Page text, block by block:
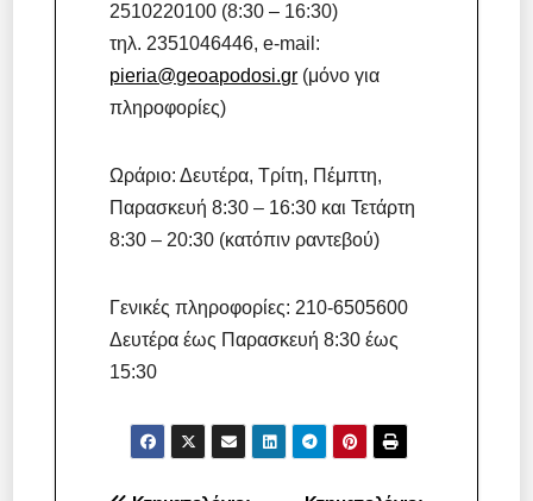
2510220100 (8:30 – 16:30)
τηλ. 2351046446, e-mail:
pieria@geoapodosi.gr (μόνο για
πληροφορίες)
Ωράριο: Δευτέρα, Τρίτη, Πέμπτη,
Παρασκευή 8:30 – 16:30 και Τετάρτη
8:30 – 20:30 (κατόπιν ραντεβού)
Γενικές πληροφορίες: 210-6505600
Δευτέρα έως Παρασκευή 8:30 έως
15:30